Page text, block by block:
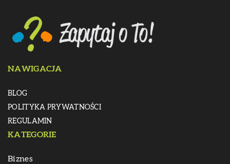
NAWIGACJA
BLOG
POLITYKA PRYWATNOŚCI
REGULAMIN
KATEGORIE
Biznes